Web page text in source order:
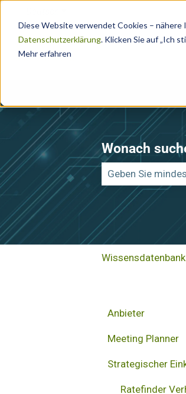
Diese Website verwendet Cookies – nähere
Datenschutzerklärung. Klicken Sie auf „Ich
Mehr erfahren
Wonach
Es gibt keine
Wissensdatenbank
Anbieter
MICE Portal
Meeting Planner
Strategischer
Ratefinder